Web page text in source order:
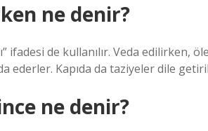
ne denir?
ifadesi de kullanılır. Veda edilirken,
ederler. Kapıda da taziyeler dile
ne denir?